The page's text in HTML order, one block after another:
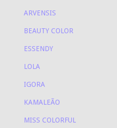
ARVENSIS
BEAUTY COLOR
ESSENDY
LOLA
IGORA
KAMALEÃO
MISS COLORFUL